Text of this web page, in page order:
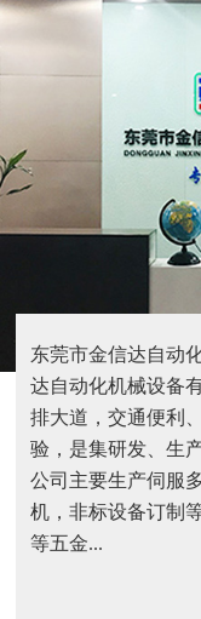
东莞市金信达自
达自动化机械设备
排大道，交通便利
验，是集研发、生
公司主要生产伺服
机，非标设备订
等五金...